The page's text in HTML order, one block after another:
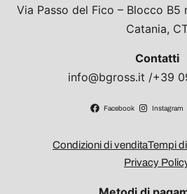
Via Passo del Fico – Blocco B5
Catania,
Contatti
info@bgross.it /+39
Facebook Instagram
Condizioni di venditaTempi
Privacy